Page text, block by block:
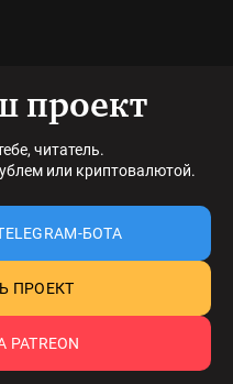
проект
читатель.
или криптовалютой.
БОТА
ПРОЕКТ